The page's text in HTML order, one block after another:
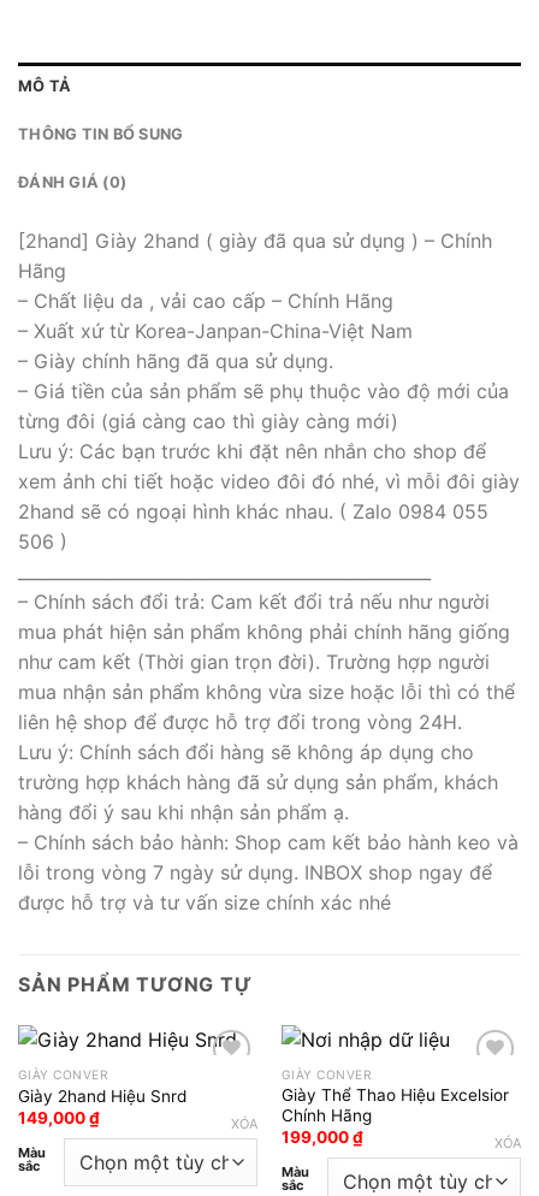
MÔ TẢ
THÔNG TIN BỔ SUNG
ĐÁNH GIÁ (0)
[2hand] Giày 2hand ( giày đã qua sử dụng ) – Chính
Hãng
– Chất liệu da , vải cao cấp – Chính Hãng
– Xuất xứ từ Korea-Janpan-China-Việt Nam
– Giày chính hãng đã qua sử dụng.
– Giá tiền của sản phẩm sẽ phụ thuộc vào độ mới của
từng đôi (giá càng cao thì giày càng mới)
Lưu ý: Các bạn trước khi đặt nên nhắn cho shop để
xem ảnh chi tiết hoặc video đôi đó nhé, vì mỗi đôi giày
2hand sẽ có ngoại hình khác nhau. ( Zalo 0984 055
506 )
– Chính sách đổi trả: Cam kết đổi trả nếu như người
mua phát hiện sản phẩm không phải chính hãng giống
như cam kết (Thời gian trọn đời). Trường hợp người
mua nhận sản phẩm không vừa size hoặc lỗi thì có thể
liên hệ shop để được hỗ trợ đổi trong vòng 24H.
Lưu ý: Chính sách đổi hàng sẽ không áp dụng cho
trường hợp khách hàng đã sử dụng sản phẩm, khách
hàng đổi ý sau khi nhận sản phẩm ạ.
– Chính sách bảo hành: Shop cam kết bảo hành keo và
lỗi trong vòng 7 ngày sử dụng. INBOX shop ngay để
được hỗ trợ và tư vấn size chính xác nhé
SẢN PHẨM TƯƠNG TỰ
Add to wishlist
GIÀY CONVER
Giày 2hand Hiệu Snrd
149,000₫
Màu
sắc
XÓA Add to wishlist
GIÀY CONVER
Giày Thể Thao Hiệu Excelsior
Chính Hãng
199,000₫
Màu
sắc
XÓA